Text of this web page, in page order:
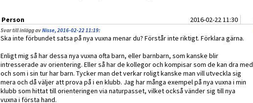
Person 2016-02-22 11:30
Svar till inlägg avNisse, 2016-02-22 11:19:
Ska inte förbundet satsa på nya vuxna menar du? Förstår inte riktigt. Förklara gärna.
Enligt mig så har dessa nya vuxna ofta barn, eller barnbarn, som kanske blir
intresserade av orientering. Eller så har de kollegor och kompisar som de kan dra med
och som i sin tur har barn. Tycker man det verkar roligt kanske man vill utveckla sig
mera och då väljer att prova på i en klubb. Jag har många exempel på nya vuxna i min
klubb som hittat till orienteringen via naturpasset, vilket också vänder sig till nya
vuxna i första hand.